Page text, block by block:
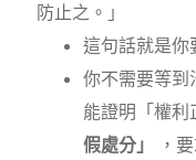
防止之。」
這句話就是你
你不需要等到
能證明「權
假處分」
，